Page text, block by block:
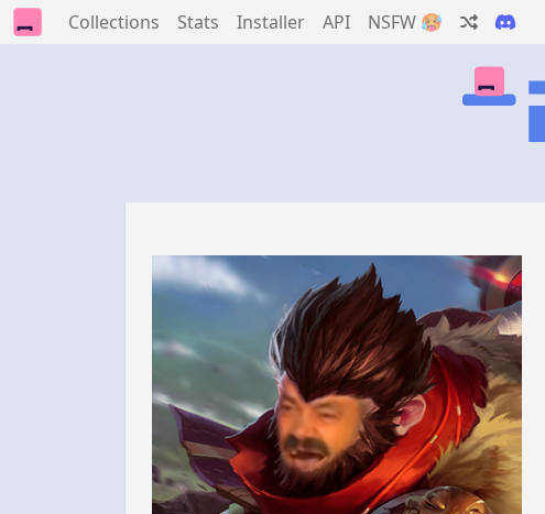
Collections Stats Installer API NSFW 🥵